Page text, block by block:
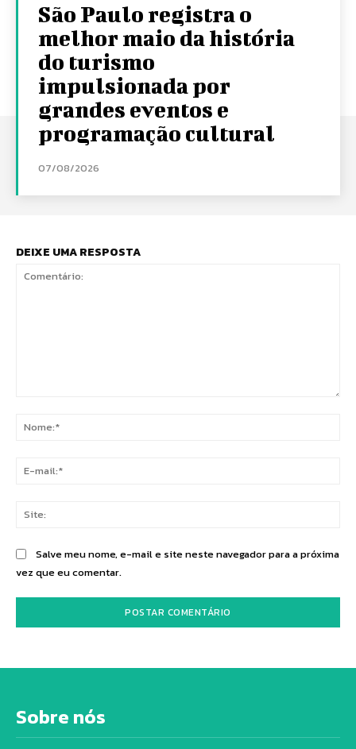
São Paulo registra o
melhor maio da história
do turismo
impulsionada por
grandes eventos e
programação cultural
07/08/2026
DEIXE UMA RESPOSTA
Salve meu nome, e-mail e site neste navegador para a próxima
vez que eu comentar.
Sobre nós